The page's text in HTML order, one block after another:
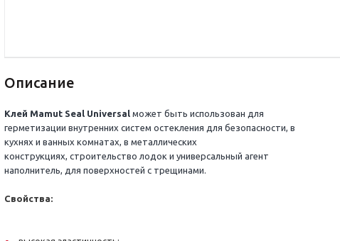
Описание
Клей Mamut Seal Universal может быть использован для
герметизации внутренних систем остекления для безопасности, в
кухнях и ванных комнатах, в металлических
конструкциях, строительство лодок и универсальный агент
наполнитель, для поверхностей с трещинами.
Cвойства: